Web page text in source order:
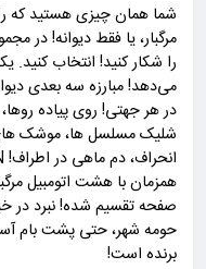
شما همان چیزی هستید که
را شکار کنید! انتخاب
می‌دهد! مبارزه سه بعدی
در هر جهتی! روی پیاده
شلیک مسلسل ها، موشک های
همزمان با هشت اتومبیل
صفحه تقسیم شده! نبرد در
حومه شهر، حتی پشت بام
برنده است!